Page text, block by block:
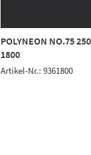
POLYNEON NO.75
1800
Artikel-Nr.: 9361800